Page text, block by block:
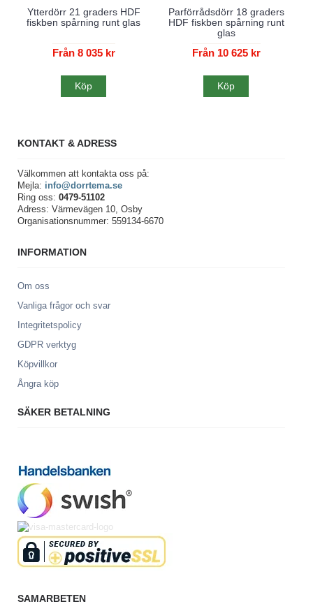
Ytterdörr 21 graders HDF
fiskben spårning runt glas
Från 8 035 kr
Köp
Parförrådsdörr 18 graders
HDF fiskben spårning runt
glas
Från 10 625 kr
Köp
KONTAKT & ADRESS
Välkommen att kontakta oss på:
Mejla: info@dorrtema.se
Ring oss: 0479-51102
Adress: Värmevägen 10, Osby
Organisationsnummer: 559134-6670
INFORMATION
Om oss
Vanliga frågor och svar
Integritetspolicy
GDPR verktyg
Köpvillkor
Ångra köp
SÄKER BETALNING
SAMARBETEN